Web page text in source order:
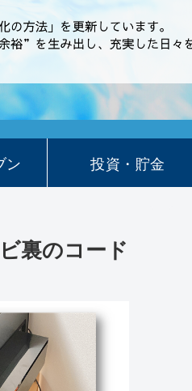
ン 投資・貯金
裏のコード